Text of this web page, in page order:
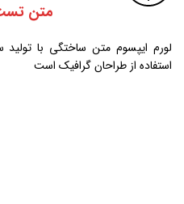
متن
لورم ایپسوم متن ساختگی با
استفاده از طراحان گرافیک است